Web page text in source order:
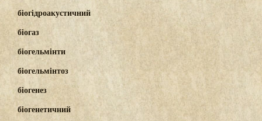
біогідроакустичний
біогаз
біогельмінти
біогельмінтоз
біогенез
біогенетичний